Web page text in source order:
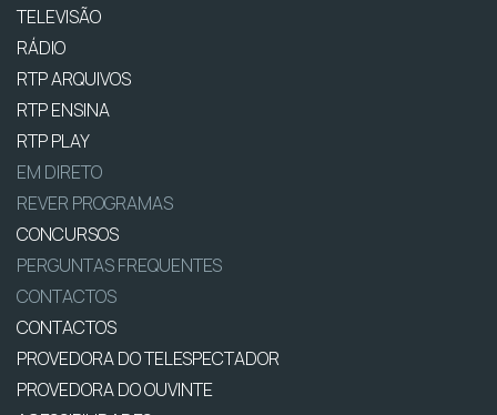
TELEVISÃO
RÁDIO
RTP ARQUIVOS
RTP ENSINA
RTP PLAY
EM DIRETO
REVER PROGRAMAS
CONCURSOS
PERGUNTAS FREQUENTES
CONTACTOS
CONTACTOS
PROVEDORA DO TELESPECTADOR
PROVEDORA DO OUVINTE